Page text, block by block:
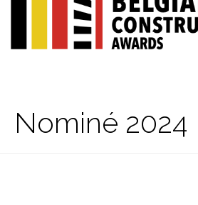
Nominé 2024